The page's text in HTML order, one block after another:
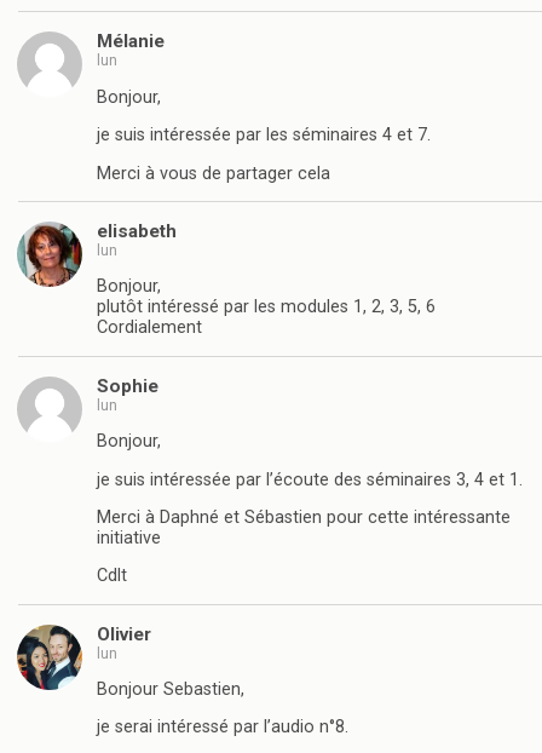
Mélanie
lun
Bonjour,
je suis intéressée par les séminaires 4 et 7.
Merci à vous de partager cela
elisabeth
lun
Bonjour,
plutôt intéressé par les modules 1, 2, 3, 5, 6
Cordialement
Sophie
lun
Bonjour,
je suis intéressée par l’écoute des séminaires 3, 4 et 1.
Merci à Daphné et Sébastien pour cette intéressante
initiative
Cdlt
Olivier
lun
Bonjour Sebastien,
je serai intéressé par l’audio n°8.